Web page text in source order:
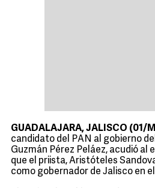
GUADALAJARA, JALISCO (01/
candidato del PAN al gobierno
Guzmán Pérez Peláez, acudió al
que el priista, Aristóteles
como gobernador de Jalisco en